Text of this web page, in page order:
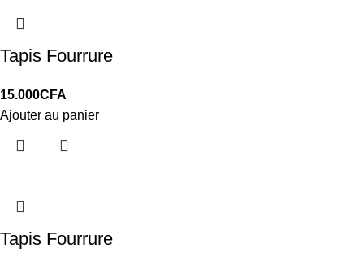
Tapis Fourrure
15.000CFA
Ajouter au panier
Tapis Fourrure